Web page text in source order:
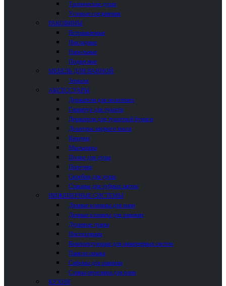
Тропические души
Угловые соединения
РАКОВИНЫ
Встраиваемые
Накладные
Напольные
Подвесные
МЕБЕЛЬ ДЛЯ ВАННОЙ
Зеркала
АКСЕССУАРЫ
Держатели для полотенец
Гарнитур для туалета
Держатели для туалетной бумаги
Дозаторы жидкого мыла
Крючки
Мыльницы
Полки для душа
Поручни
Скребки для душа
Стаканы для зубных щеток
ИНЖЕНЕРНЫЕ СИСТЕМЫ
Донные клапаны для ванн
Донные клапаны для раковин
Душевые трапы
Инсталляции
Комплектующие для инженерных систем
Панели смыва
Сифоны для раковин
Сливы-переливы для ванн
КУХНЯ